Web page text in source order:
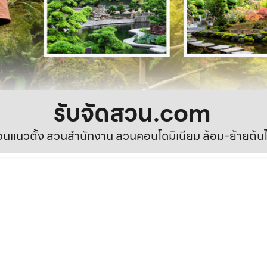
รับจัดสวน.com
แนวตั้ง สวนสำนักงาน สวนคอนโดมิเนียม ล้อม-ย้ายต้น